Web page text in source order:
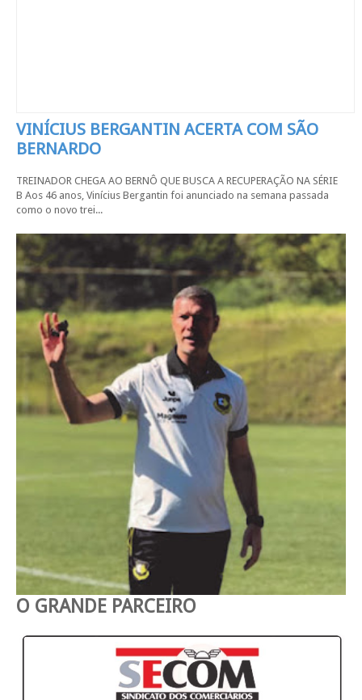
VINÍCIUS BERGANTIN ACERTA COM SÃO
BERNARDO
TREINADOR CHEGA AO BERNÔ QUE BUSCA A RECUPERAÇÃO NA SÉRIE
B Aos 46 anos, Vinícius Bergantin foi anunciado na semana passada
como o novo trei...
O GRANDE PARCEIRO